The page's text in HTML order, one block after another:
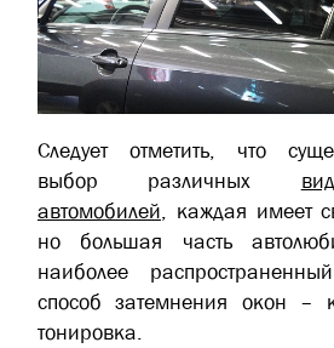
Следует отметить, что
выбор различных
автомобилей, каждая имеет
но большая часть
наиболее
способ затемнения окон –
тонировка.